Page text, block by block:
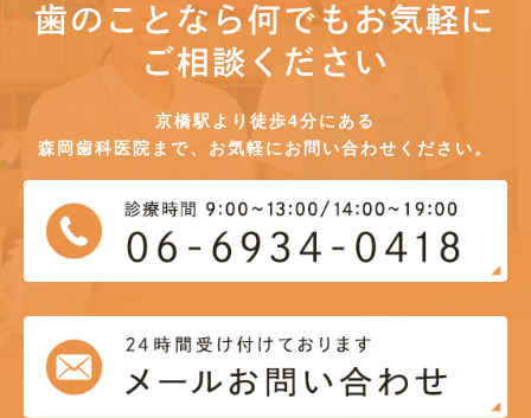
歯のことなら何でもお気軽に
ご相談ください
京橋駅より徒歩4分にある
森岡歯科医院まで、お気軽にお問い合わせください。